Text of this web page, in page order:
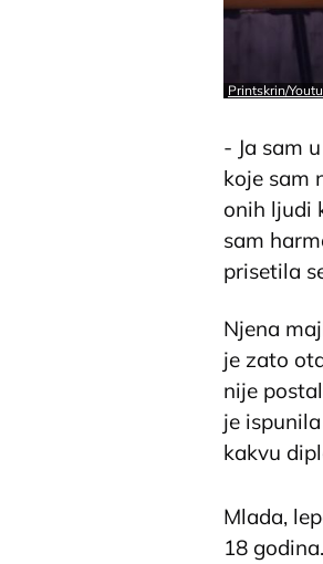
Printskrin/
- Ja sam
koje sam
onih ljudi
sam
prisetila
Njena
je zato
nije
je
kakvu
Mlada,
18